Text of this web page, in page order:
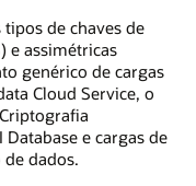
de chaves de
e assimétricas
genérico de cargas
Cloud Service, o
e cargas de
dados.